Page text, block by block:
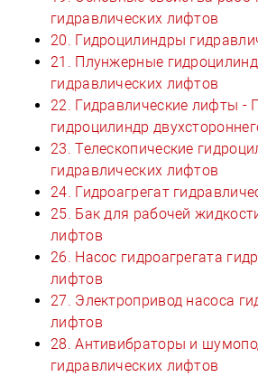
гидравлических лифтов
20. Гидроцилиндры
21. Плунжерные
гидравлических лифтов
22. Гидравлические лифты -
гидроцилиндр
23. Телескопические
гидравлических лифтов
24. Гидроагрегат
25. Бак для рабочей
лифтов
26. Насос гидроагрегата
лифтов
27. Электропривод насоса
лифтов
28. Антивибраторы и
гидравлических лифтов